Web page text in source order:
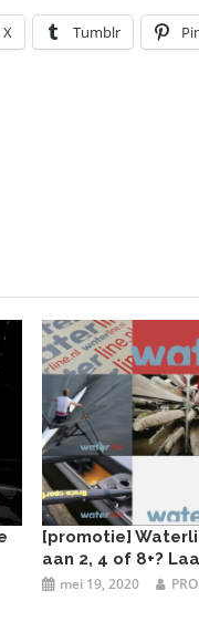
X Tumblr
[promotie]
aan 2, 4 of 8+?
mei 19, 2020